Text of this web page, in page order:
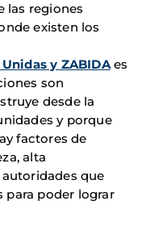
las regiones
existen los
y ZABIDAes
son
desde la
y porque
factores de
alta
que
para poder lograr